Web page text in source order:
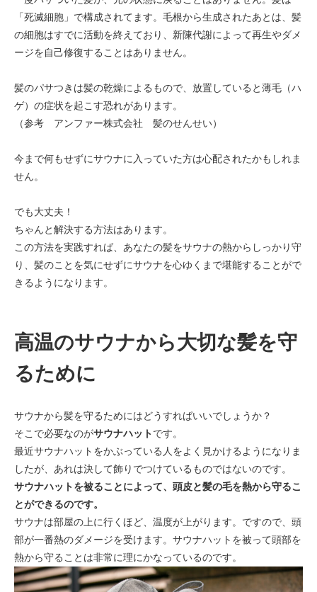
「死滅細胞」で構成されてます。毛根から生成されたあとは、髪
の細胞はすでに活動を終えており、新陳代謝によって再生やダメ
ージを自己修復することはありません。
髪のパサつきは髪の乾燥によるもので、放置していると薄毛（ハ
ゲ）の症状を起こす恐れがあります。
（参考 アンファー株式会社 髪のせんせい）
今まで何もせずにサウナに入っていた方は心配されたかもしれま
せん。
でも大丈夫！
ちゃんと解決する方法はあります。
この方法を実践すれば、あなたの髪をサウナの熱からしっかり守
り、髪のことを気にせずにサウナを心ゆくまで堪能することがで
きるようになります。
高温のサウナから大切な髪を守
るために
サウナから髪を守るためにはどうすればいいでしょうか？
そこで必要なのがサウナハットです。
最近サウナハットをかぶっている人をよく見かけるようになりま
したが、あれは決して飾りでつけているものではないのです。
サウナハットを被ることによって、頭皮と髪の毛を熱から守るこ
とができるのです。
サウナは部屋の上に行くほど、温度が上がります。ですので、頭
部が一番熱のダメージを受けます。サウナハットを被って頭部を
熱から守ることは非常に理にかなっているのです。